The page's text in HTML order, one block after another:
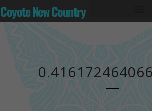
Coyote New Country